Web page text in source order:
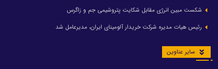
شکست مبین انرژی مقابل شکایت پتروشیمی جم و زاگرس
رئیس هیات مدیره شرکت خریدار آلومینای ایران، مدیرعامل شد
سایر عناوین